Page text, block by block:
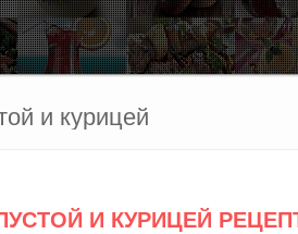
и курицей
И КУРИЦЕЙ